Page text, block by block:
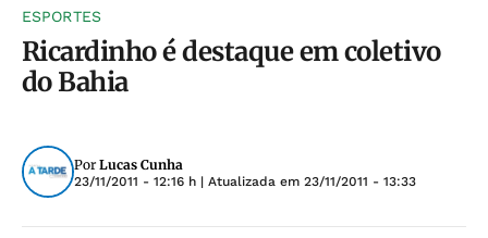
ESPORTES
Ricardinho é destaque em coletivo
do Bahia
Por Lucas Cunha
23/11/2011 - 12:16 h | Atualizada em 23/11/2011 - 13:33